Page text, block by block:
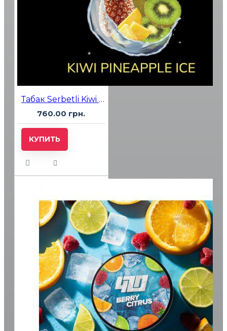
Табак Serbetli Kiwi Pineapple Ice (Киви Ананас Лед) 500 гр
760.00 грн.
КУПИТЬ